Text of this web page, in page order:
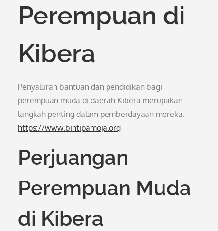
Perempuan di
Kibera
Penyaluran bantuan dan pendidikan bagi
perempuan muda di daerah Kibera merupakan
langkah penting dalam pemberdayaan mereka.
https://www.bintipamoja.org
Perjuangan
Perempuan Muda
di Kibera